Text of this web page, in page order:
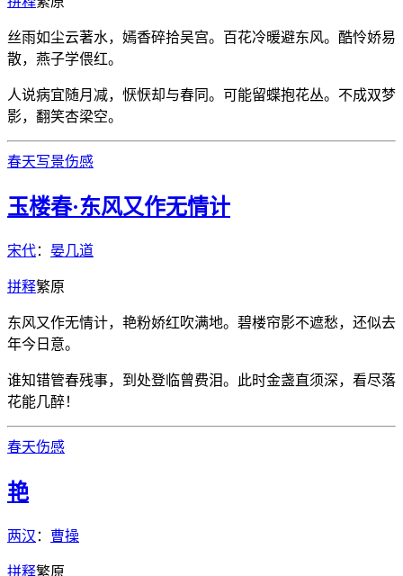
丝雨如尘云著水，嫣香碎拾吴宫。百花冷暖避东风。酷怜娇易
散，燕子学偎红。
人说病宜随月减，恹恹却与春同。可能留蝶抱花丛。不成双梦
影，翻笑杏梁空。
春天写景伤感
玉楼春·东风又作无情计
宋代： 晏几道
拼释繁原
东风又作无情计，艳粉娇红吹满地。碧楼帘影不遮愁，还似去
年今日意。
谁知错管春残事，到处登临曾费泪。此时金盏直须深，看尽落
花能几醉！
春天伤感
艳
两汉 ： 曹操
拼释繁原